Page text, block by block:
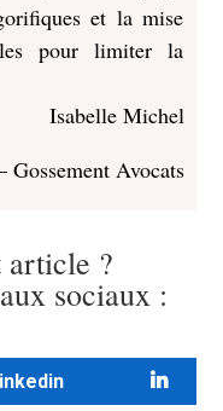
et la mise
pour limiter la
Isabelle Michel
Gossement Avocats
article ?
sociaux :